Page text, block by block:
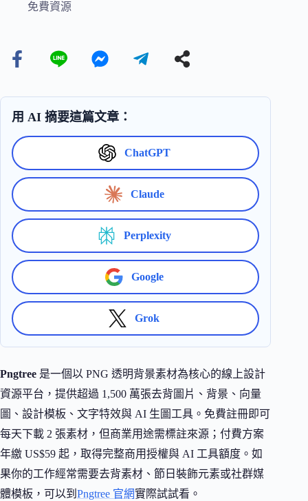
免費資源
用 AI 摘要這篇文章：
ChatGPT
Claude
Perplexity
Google
Grok
Pngtree 是一個以 PNG 透明背景素材為核心的線上設計
資源平台，提供超過 1,500 萬張去背圖片、背景、向量
圖、設計模板、文字特效與 AI 生圖工具。免費註冊即可
每天下載 2 張素材，但商業用途需標註來源；付費方案
年繳 US$59 起，取得完整商用授權與 AI 工具額度。如
果你的工作經常需要去背素材、節日裝飾元素或社群媒
體模板，可以到 Pngtree 官網實際試試看。